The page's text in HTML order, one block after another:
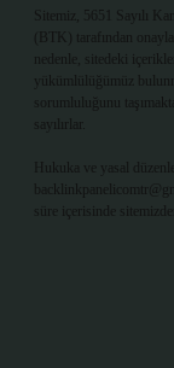
Sitemiz, 5651 Sayılı
(BTK) tarafından
nedenle, sitedeki
yükümlülüğümüz
sorumluluğunu
sayılırlar.
Hukuka ve yasal
süre içerisinde